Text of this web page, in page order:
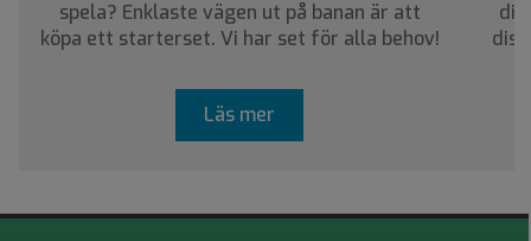
spela? Enklaste vägen ut på banan är att
köpa ett starterset. Vi har set för alla behov!
Läs mer